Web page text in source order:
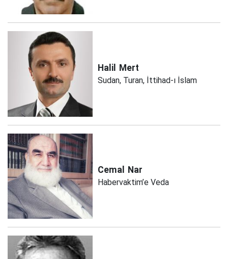
Halil Mert
Sudan, Turan, İttihad-ı İslam
Cemal Nar
Habervaktim’e Veda